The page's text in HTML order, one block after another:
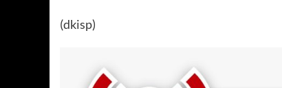
(dkisp)